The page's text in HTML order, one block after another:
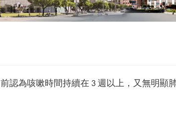
認為咳嗽時間持續在 3 週以上，又無明